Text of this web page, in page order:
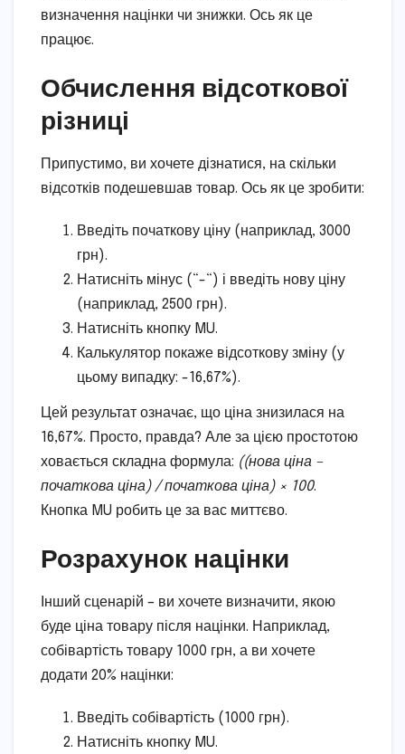
визначення націнки чи знижки. Ось як це
працює.
Обчислення відсоткової
різниці
Припустимо, ви хочете дізнатися, на скільки
відсотків подешевшав товар. Ось як це зробити:
Введіть початкову ціну (наприклад, 3000
грн).
Натисніть мінус (“-“) і введіть нову ціну
(наприклад, 2500 грн).
Натисніть кнопку MU.
Калькулятор покаже відсоткову зміну (у
цьому випадку: -16,67%).
Цей результат означає, що ціна знизилася на
16,67%. Просто, правда? Але за цією простотою
ховається складна формула: ((нова ціна –
початкова ціна) / початкова ціна) × 100.
Кнопка MU робить це за вас миттєво.
Розрахунок націнки
Інший сценарій – ви хочете визначити, якою
буде ціна товару після націнки. Наприклад,
собівартість товару 1000 грн, а ви хочете
додати 20% націнки:
Введіть собівартість (1000 грн).
Натисніть кнопку MU.